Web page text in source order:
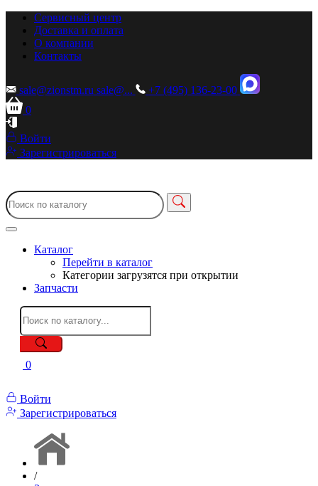
Сервисный центр
Доставка и оплата
О компании
Контакты
sale@zionstm.ru sale@...
+7 (495) 136-23-00
0
Войти
Зарегистрироваться
Каталог
Перейти в каталог
Категории загрузятся при открытии
Запчасти
0
Войти
Зарегистрироваться
/